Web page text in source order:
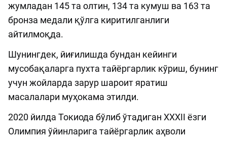
жумладан 145 та олтин, 134 та кумуш ва 163 та
бронза медали қўлга киритилганлиги
айтилмоқда.
Шунингдек, йиғилишда бундан кейинги
мусобақаларга пухта тайёргарлик кўриш, бунинг
учун жойларда зарур шароит яратиш
масалалари муҳокама этилди.
2020 йилда Токиода бўлиб ўтадиган XXXII ёзги
Олимпия ўйинларига тайёргарлик аҳволи